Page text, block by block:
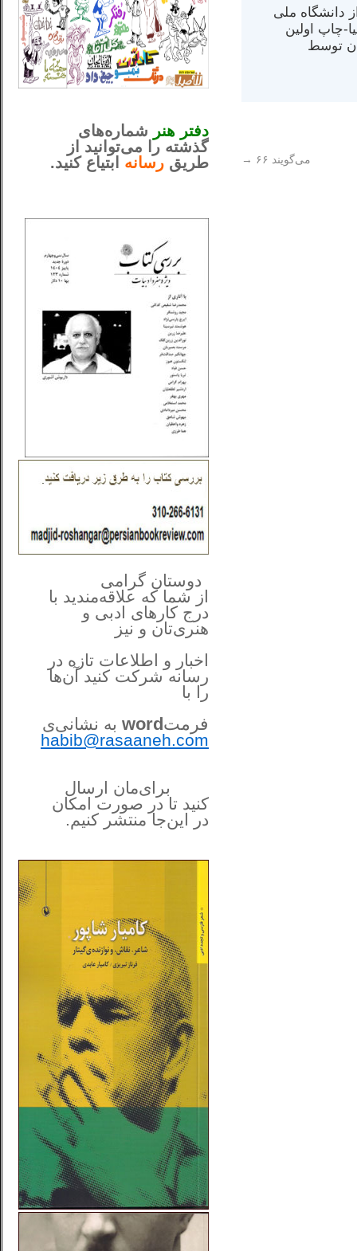
از دانشگاه ملی
در کالیفرنیا-چاپ اولین
در سال ۱۳۸۴ در ایران توسط
می‌گویند ۶۶ →
دفتر هنر شماره‌های
گذشته را می‌توانید از
طریق رسانه ابتیاع کنید.
دوستان گرامی
از شما که علاقه‌مندید با
درج کارهای‌ ادبی و
هنری‌تان و نیز
اخبار و اطلاعات تازه در
رسانه شرکت کنید آن‌ها
را با
فرمتword به نشانی‌ی
habib@rasaaneh.com
برای‌مان ارسال
کنید تا در صورت امکان
در این‌جامنتشر کنیم.